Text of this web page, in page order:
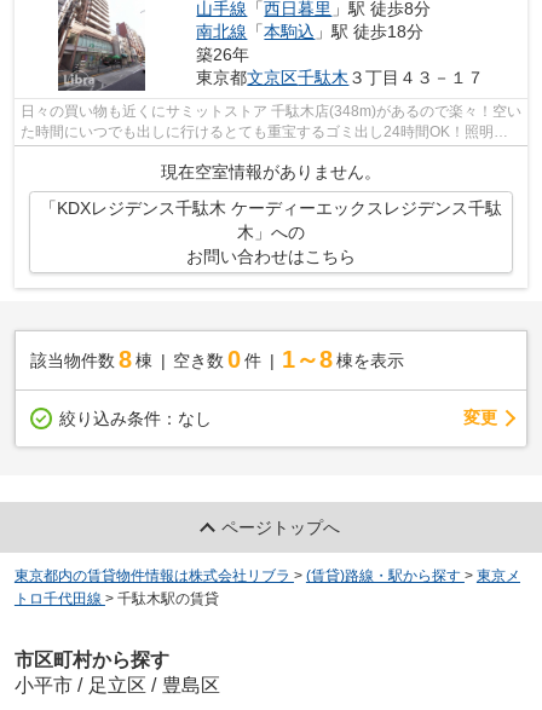
山手線 「西日暮里 」駅 徒歩8分
南北線 「本駒込 」駅 徒歩18分
築26年
東京都文京区千駄木 ３丁目４３－１７
日々の買い物も近くにサミットストア 千駄木店(348m)があるので楽々！空い
た時間にいつでも出しに行けるとても重宝するゴミ出し24時間OK！照明付
きのお部屋は、今とてもお問い合わせの...
現在空室情報がありません。
「KDXレジデンス千駄木 ケーディーエックスレジデンス千駄
木」への
お問い合わせはこちら
該当物件数 8棟 空き数 0 件 1～8 棟を表示
絞り込み条件： なし 変更
ページトップへ
東京都内の賃貸物件情報は株式会社リブラ > (賃貸)路線・駅から探す > 東京メ
トロ千代田線 > 千駄木駅の賃貸
市区町村から探す
小平市 / 足立区 / 豊島区